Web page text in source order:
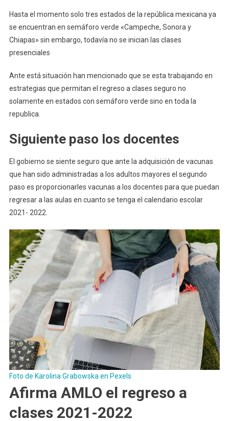
Hasta el momento solo tres estados de la república mexicana ya
se encuentran en semáforo verde «Campeche, Sonora y
Chiapas» sin embargo, todavía no se inician las clases
presenciales
Ante está situación han mencionado que se esta trabajando en
estrategias que permitan el regreso a clases seguro no
solamente en estados con semáforo verde sino en toda la
republica.
Siguiente paso los docentes
El gobierno se siente seguro que ante la adquisición de vacunas
que han sido administradas a los adultos mayores el segundo
paso es proporcionarles vacunas a los docentes para que puedan
regresar a las aulas en cuanto se tenga el calendario escolar
2021- 2022.
Foto de Karolina Grabowska en Pexels
Afirma AMLO el regreso a
clases 2021-2022